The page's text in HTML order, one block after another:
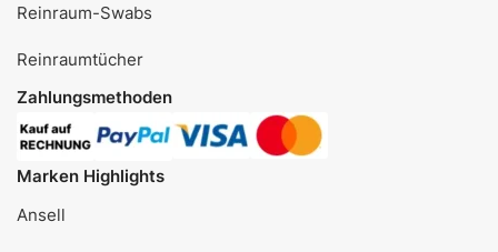
Reinraum-Swabs
Reinraumtücher
Zahlungsmethoden
Marken Highlights
Ansell